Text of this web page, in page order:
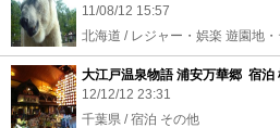
11/08/12 15:57
北海道 / レジャー・娯楽 遊園地
大江戸温泉物語 浦安万華郷 宿泊
12/12/12 23:31
千葉県 / 宿泊 その他